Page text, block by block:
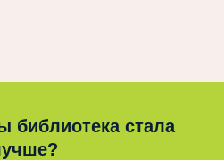
библиотека стала